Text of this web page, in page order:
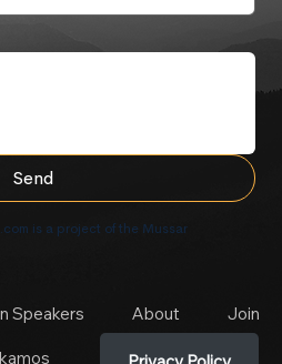
Send
is a project of the Mussar
Speakers About Join